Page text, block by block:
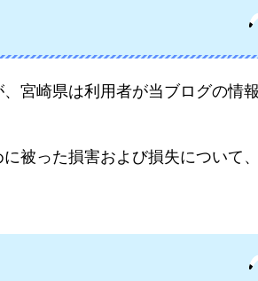
宮崎県は利用者が当ブログの情
被った損害および損失について